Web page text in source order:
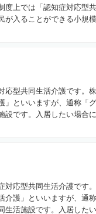
上では「認知症対応型
入ることができる小規
型共同生活介護です。
といいますが、通称「
です。入居したい場合
応型共同生活介護です
護」といいますが、通
活施設です。入居した